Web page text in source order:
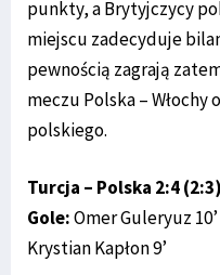
punkty, a Brytyjczycy
miejscu zadecyduje
pewnością zagrają
meczu Polska – Włochy
polskiego.
Turcja – Polska 2:4 (2:3)
Gole:Omer Guleryuz 10’
Krystian Kapłon 9’